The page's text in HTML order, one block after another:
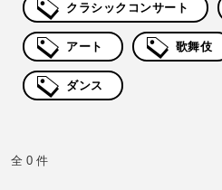
クラシックコンサート
アート 歌舞伎
ダンス
全 0 件